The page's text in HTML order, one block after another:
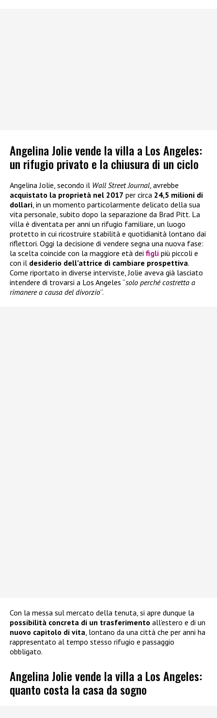
Angelina Jolie vende la villa a Los Angeles:
un rifugio privato e la chiusura di un ciclo
Angelina Jolie, secondo il Wall Street Journal , avrebbe
acquistato la proprietà nel 2017 per circa 24,5 milioni di
dollari , in un momento particolarmente delicato della sua
vita personale, subito dopo la separazione da Brad Pitt. La
villa è diventata per anni un rifugio familiare, un luogo
protetto in cui ricostruire stabilità e quotidianità lontano dai
riflettori. Oggi la decisione di vendere segna una nuova fase:
la scelta coincide con la maggiore età dei figli più piccoli e
con il desiderio dell’attrice di cambiare prospettiva.
Come riportato in diverse interviste, Jolie aveva già lasciato
intendere di trovarsi a Los Angeles “solo perché costretta a
rimanere a causa del divorzio”.
Con la messa sul mercato della tenuta, si apre dunque la
possibilità concreta di un trasferimento all’estero e di un
nuovo capitolo di vita , lontano da una città che per anni ha
rappresentato al tempo stesso rifugio e passaggio
obbligato.
Angelina Jolie vende la villa a Los Angeles:
quanto costa la casa da sogno